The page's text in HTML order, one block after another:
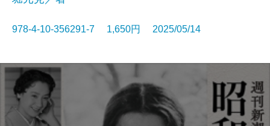
978-4-10-356291-7 1,650円 2025/05/14